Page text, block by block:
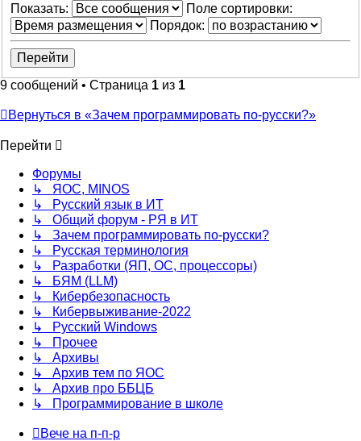
Показать:
Поле сортировки:
Порядок:
9 сообщений • Страница 1 из 1
Вернуться в «Зачем программировать по-русски?»
Перейти
Форумы
↳ ЯОС, MINOS
↳ Русский язык в ИТ
↳ Общий форум - РЯ в ИТ
↳ Зачем программировать по-русски?
↳ Русская терминология
↳ Разработки (ЯП, ОС, процессоры)
↳ БЯМ (LLM)
↳ Кибербезопасность
↳ Кибервыживание-2022
↳ Русский Windows
↳ Прочее
↳ Архивы
↳ Архив тем по ЯОС
↳ Архив про ББЦБ
↳ Программирование в школе
Вече на п-п-р